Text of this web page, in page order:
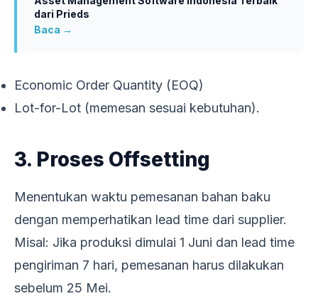
dari Prieds
Baca →
Economic Order Quantity (EOQ)
Lot-for-Lot (memesan sesuai kebutuhan).
3. Proses Offsetting
Menentukan waktu pemesanan bahan baku
dengan memperhatikan lead time dari supplier.
Misal: Jika produksi dimulai 1 Juni dan lead time
pengiriman 7 hari, pemesanan harus dilakukan
sebelum 25 Mei.